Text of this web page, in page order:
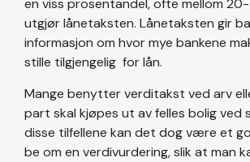
en viss prosentandel, ofte mellom
utgjør lånetaksten. Lånetaksten gir
informasjon om hvor mye bankene
stille tilgjengelig for lån.
Mange benytter verditakst ved arv
part skal kjøpes ut av felles bolig ved
disse tilfellene kan det dog være et
be om en verdivurdering, slik at man